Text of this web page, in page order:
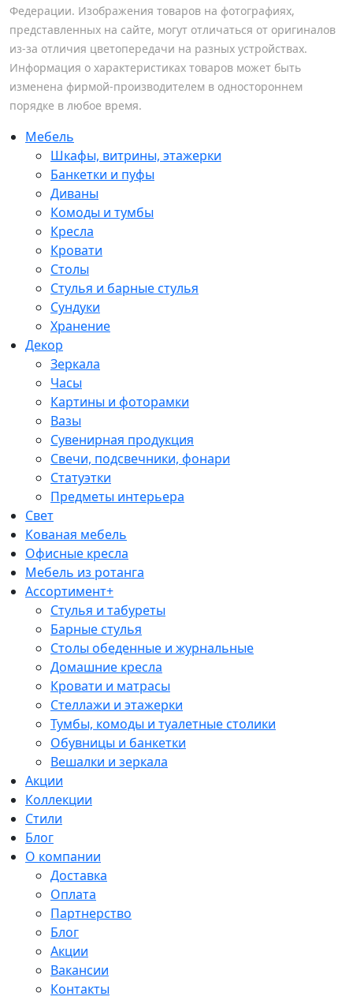
Федерации. Изображения товаров на фотографиях,
представленных на сайте, могут отличаться от оригиналов
из-за отличия цветопередачи на разных устройствах.
Информация о характеристиках товаров может быть
изменена фирмой-производителем в одностороннем
порядке в любое время.
Мебель
Шкафы, витрины, этажерки
Банкетки и пуфы
Диваны
Комоды и тумбы
Кресла
Кровати
Столы
Стулья и барные стулья
Сундуки
Хранение
Декор
Зеркала
Часы
Картины и фоторамки
Вазы
Сувенирная продукция
Свечи, подсвечники, фонари
Статуэтки
Предметы интерьера
Свет
Кованая мебель
Офисные кресла
Мебель из ротанга
Ассортимент+
Стулья и табуреты
Барные стулья
Столы обеденные и журнальные
Домашние кресла
Кровати и матрасы
Стеллажи и этажерки
Тумбы, комоды и туалетные столики
Обувницы и банкетки
Вешалки и зеркала
Акции
Коллекции
Стили
Блог
О компании
Доставка
Оплата
Партнерство
Блог
Акции
Вакансии
Контакты